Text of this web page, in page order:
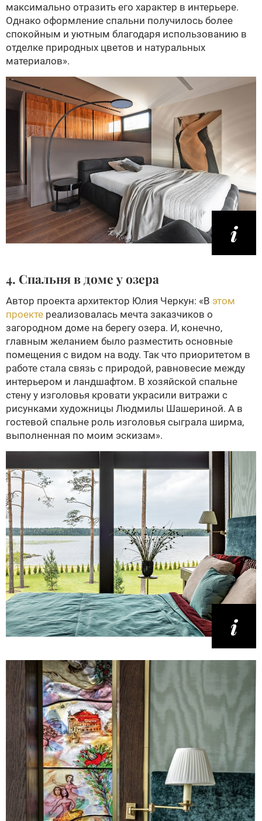
максимально отразить его характер в интерьере.
Однако оформление спальни получилось более
спокойным и уютным благодаря использованию в
отделке природных цветов и натуральных
материалов».
4. Спальня в доме у озера
Автор проекта архитектор Юлия Черкун: «В этом
проекте реализовалась мечта заказчиков о
загородном доме на берегу озера. И, конечно,
главным желанием было разместить основные
помещения с видом на воду. Так что приоритетом в
работе стала связь с природой, равновесие между
интерьером и ландшафтом. В хозяйской спальне
стену у изголовья кровати украсили витражи с
рисунками художницы Людмилы Шашериной. А в
гостевой спальне роль изголовья сыграла ширма,
выполненная по моим эскизам».